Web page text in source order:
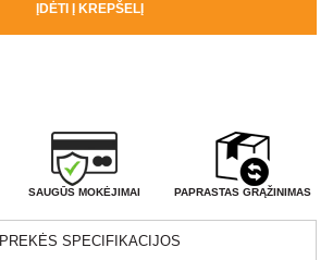
ĮDĖTI Į KREPŠELĮ
SAUGŪS MOKĖJIMAI PAPRASTAS GRĄŽINIMAS
PREKĖS SPECIFIKACIJOS